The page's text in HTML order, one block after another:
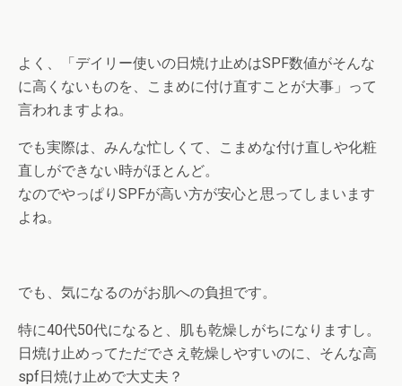
よく、「デイリー使いの日焼け止めはSPF数値がそんな
に高くないものを、こまめに付け直すことが大事」って
言われますよね。
でも実際は、みんな忙しくて、こまめな付け直しや化粧
直しができない時がほとんど。
なのでやっぱりSPFが高い方が安心と思ってしまいます
よね。
でも、気になるのがお肌への負担です。
特に40代50代になると、肌も乾燥しがちになりますし。
日焼け止めってただでさえ乾燥しやすいのに、そんな高
spf日焼け止めで大丈夫？